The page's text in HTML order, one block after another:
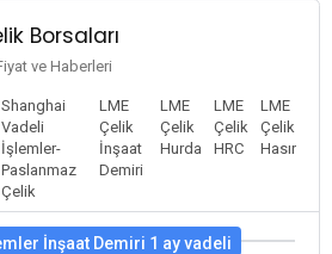
Borsaları
ve Haberleri
Shanghai
Vadeli
İşlemler-
Paslanmaz
Çelik
LME
Çelik
İnşaat
Demiri
LME
Çelik
Hurda
LME
Çelik
HRC
LME
Çelik
Hasır
İnşaat Demiri 1 ay vadeli